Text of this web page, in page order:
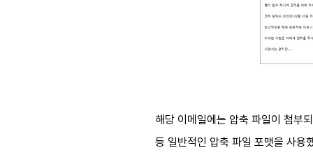
해당 이메일에는 압축 파일이 첨부
등 일반적인 압축 파일 포맷을 사